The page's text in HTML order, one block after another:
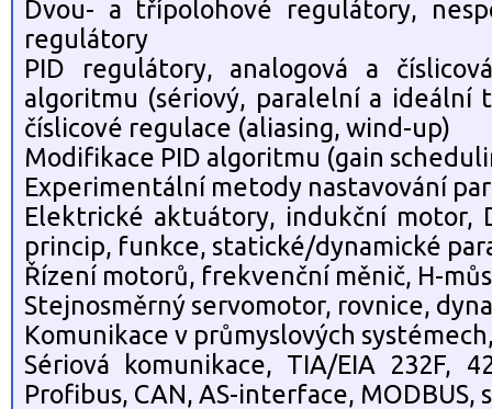
Dvou- a třípolohové regulátory,
regulátory
PID regulátory, analogová a
algoritmu (sériový, paralelní a ideální
číslicové regulace (aliasing, wind-up)
Modifikace PID algoritmu (gain
Experimentální metody nastavování
Elektrické aktuátory, indukční motor,
princip, funkce, statické/dynamické
Řízení motorů, frekvenční měnič, H-
Stejnosměrný servomotor, rovnice,
Komunikace v průmyslových
Sériová komunikace, TIA/EIA 232F,
Profibus, CAN, AS-interface, MODBUS,